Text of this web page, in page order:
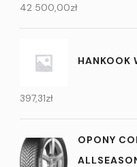
42 500,00zł
397,31zł
OPONY